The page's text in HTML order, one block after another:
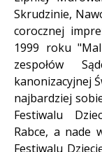
Skrudzinie,
corocznej
1999 roku
zespołów
kanonizacyjnej
najbardziej
Festiwalu
Rabce, a nade
Festiwalu